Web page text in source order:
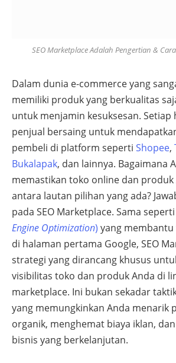
SEO Marketplace Adalah Pengertian &
Dalam dunia e-commerce yang
memiliki produk yang berkualitas
untuk menjamin kesuksesan. Setiap
penjual bersaing untuk
pembeli di platform seperti Shopee,
Bukalapak, dan lainnya. Bagaimana
memastikan toko online dan
antara lautan pilihan yang ada?
pada SEO Marketplace. Sama seperti
Engine Optimization) yang
di halaman pertama Google, SEO
strategi yang dirancang khusus
visibilitas toko dan produk Anda di
marketplace. Ini bukan sekadar
yang memungkinkan Anda menarik
organik, menghemat biaya iklan,
bisnis yang berkelanjutan.